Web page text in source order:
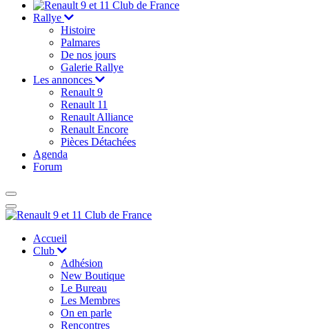
Rallye
Histoire
Palmares
De nos jours
Galerie Rallye
Les annonces
Renault 9
Renault 11
Renault Alliance
Renault Encore
Pièces Détachées
Agenda
Forum
Accueil
Club
Adhésion
New Boutique
Le Bureau
Les Membres
On en parle
Rencontres